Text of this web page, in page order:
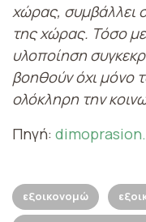
χώρας, συμβάλλει
της χώρας. Τόσο
υλοποίηση
βοηθούν όχι μόνο
ολόκληρη την
Πηγή:
εξοικονομώ